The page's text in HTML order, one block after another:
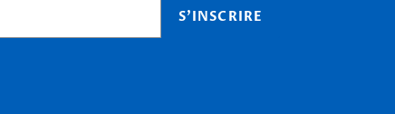
S'INSCRIRE